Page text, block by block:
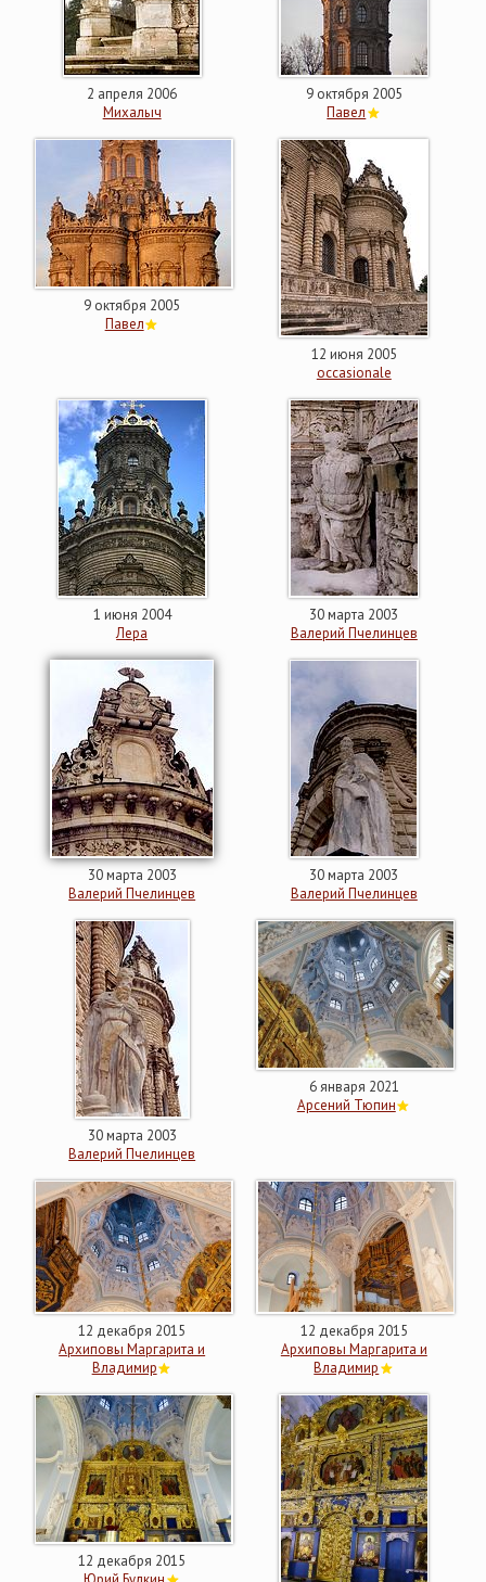
2 апреля 2006
Михалыч
9 октября 2005
Павел
9 октября 2005
Павел
12 июня 2005
occasionale
1 июня 2004
Лера
30 марта 2003
Валерий Пчелинцев
30 марта 2003
Валерий Пчелинцев
30 марта 2003
Валерий Пчелинцев
30 марта 2003
Валерий Пчелинцев
6 января 2021
Арсений Тюпин
12 декабря 2015
Архиповы Маргарита и
Владимир
12 декабря 2015
Архиповы Маргарита и
Владимир
12 декабря 2015